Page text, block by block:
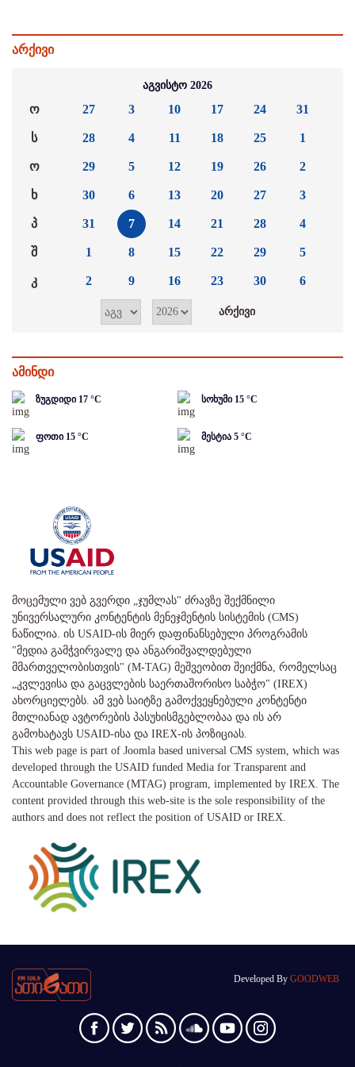
არქივი
აგვისტო 2026
ო
ს
ო
ხ
პ
შ
კ
27
28
29
30
31
1
2
3
4
5
6
7
8
9
10
11
12
13
14
15
16
17
18
19
20
21
22
23
24
25
26
27
28
29
30
31
1
2
3
4
5
6
ამინდი
ზუგდიდი 17 °C სოხუმი 15 °C
ფოთი 15 °C მესტია 5 °C
მოცემული ვებ გვერდი „ჯუმლას" ძრავზე შექმნილი
უნივერსალური კონტენტის მენეჯმენტის სისტემის (CMS)
ნაწილია. ის USAID-ის მიერ დაფინანსებული პროგრამის
"მედია გამჭვირვალე და ანგარიშვალდებული
მმართველობისთვის" (M-TAG) მეშვეობით შეიქმნა, რომელსაც
„კვლევისა და გაცვლების საერთაშორისო საბჭო" (IREX)
ახორციელებს. ამ ვებ საიტზე გამოქვეყნებული კონტენტი
მთლიანად ავტორების პასუხისმგებლობაა და ის არ
გამოხატავს USAID-ისა და IREX-ის პოზიციას.
This web page is part of Joomla based universal CMS system, which was
developed through the USAID funded Media for Transparent and
Accountable Governance (MTAG) program, implemented by IREX. The
content provided through this web-site is the sole responsibility of the
authors and does not reflect the position of USAID or IREX.
Developed By GOODWEB